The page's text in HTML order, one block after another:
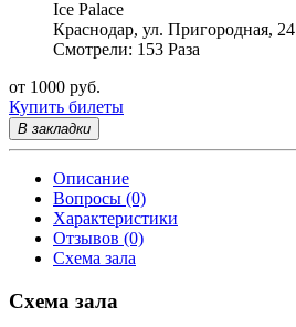
Ice Palace
Краснодар, ул. Пригородная, 24
Смотрели: 153 Раза
от 1000 руб.
Купить билеты
В закладки
Описание
Вопросы (0)
Характеристики
Отзывов (0)
Схема зала
Схема зала